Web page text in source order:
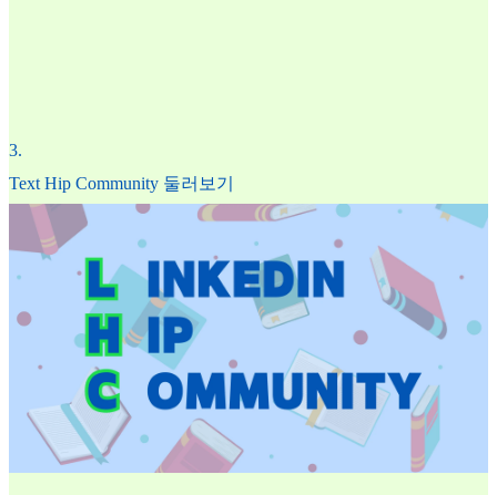
3.
Text Hip Community 둘러보기